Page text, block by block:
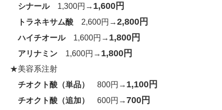
シナール1,300円→ 1,600円
トラネキサム酸 2,600円→2,800円
ハイチオール1,600円→ 1,800円
アリナミン 1,600円→ 1,800円
★美容系注射
チオクト酸（単品）
800円→ 1,100円
チオクト酸（追加） 600円→700円